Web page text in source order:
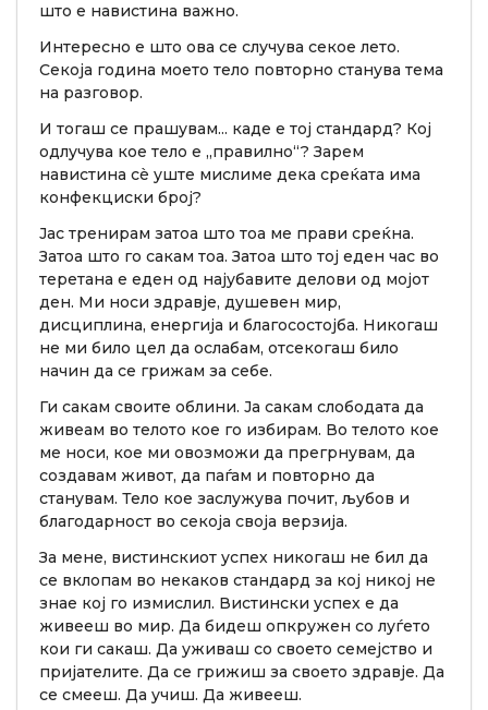
што е навистина важно.
Интересно е што ова се случува секое лето.
Секоја година моето тело повторно станува тема
на разговор.
И тогаш се прашувам... каде е тој стандард? Кој
одлучува кое тело е „правилно“? Зарем
навистина сè уште мислиме дека среќата има
конфекциски број?
Јас тренирам затоа што тоа ме прави среќна.
Затоа што го сакам тоа. Затоа што тој еден час во
теретана е еден од најубавите делови од мојот
ден. Ми носи здравје, душевен мир,
дисциплина, енергија и благосостојба. Никогаш
не ми било цел да ослабам, отсекогаш било
начин да се грижам за себе.
Ги сакам своите облини. Ја сакам слободата да
живеам во телото кое го избирам. Во телото кое
ме носи, кое ми овозможи да прегрнувам, да
создавам живот, да паѓам и повторно да
станувам. Тело кое заслужува почит, љубов и
благодарност во секоја своја верзија.
За мене, вистинскиот успех никогаш не бил да
се вклопам во некаков стандард за кој никој не
знае кој го измислил. Вистински успех е да
живееш во мир. Да бидеш опкружен со луѓето
кои ги сакаш. Да уживаш со своето семејство и
пријателите. Да се грижиш за своето здравје. Да
се смееш. Да учиш. Да живееш.